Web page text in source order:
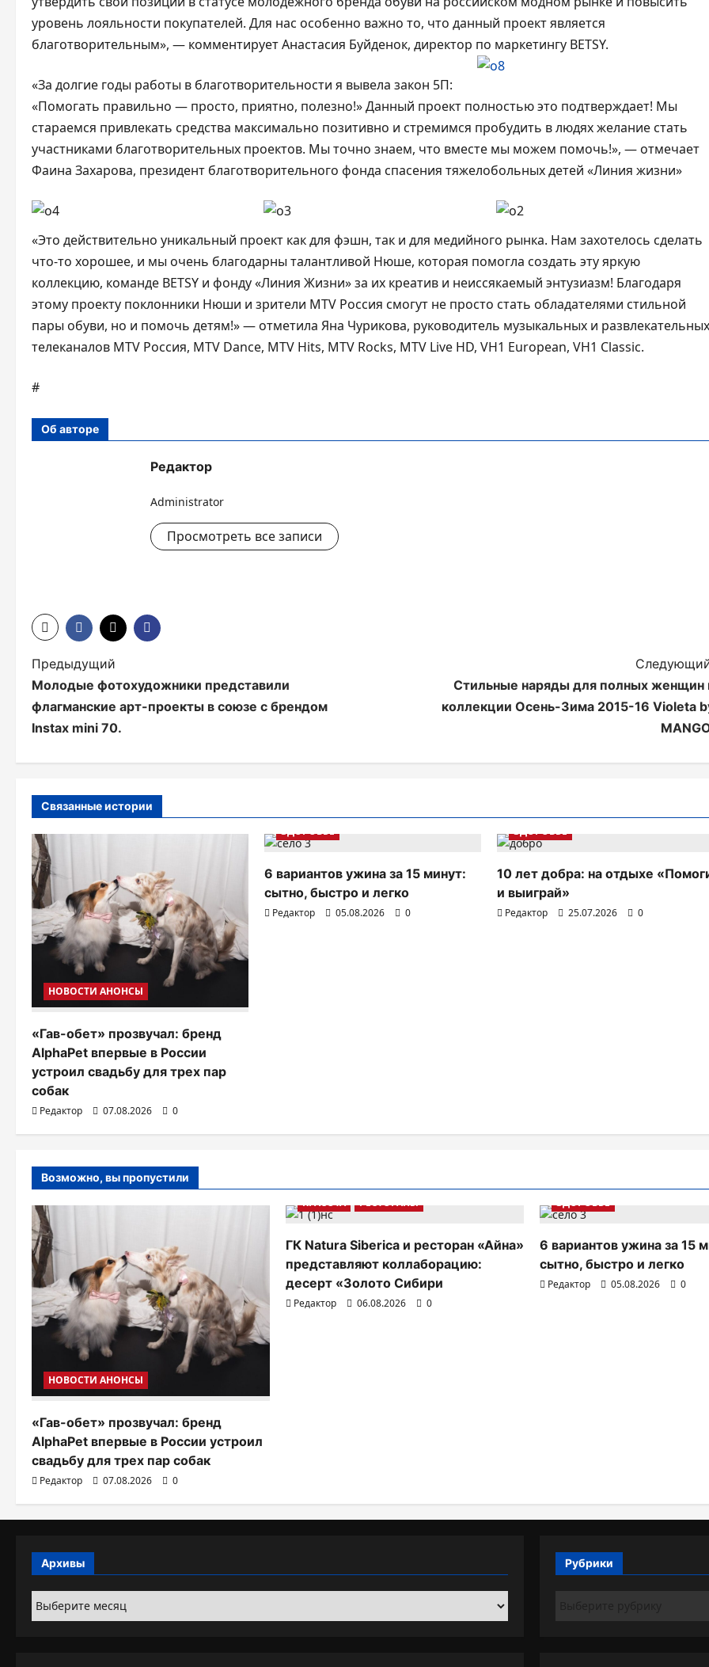
уровень лояльности покупателей. Для нас особенно важно то, что данный проект является
благотворительным», — комментирует Анастасия Буйденок, директор по маркетингу BETSY.
«За долгие годы работы в благотворительности я вывела закон 5П:
«Помогать правильно — просто, приятно, полезно!» Данный проект полностью это подтверждает! Мы
стараемся привлекать средства максимально позитивно и стремимся пробудить в людях желание стать
участниками благотворительных проектов. Мы точно знаем, что вместе мы можем помочь!», — отмечает
Фаина Захарова, президент благотворительного фонда спасения тяжелобольных детей «Линия жизни»
«Это действительно уникальный проект как для фэшн, так и для медийного рынка. Нам захотелось сделать
что-то хорошее, и мы очень благодарны талантливой Нюше, которая помогла создать эту яркую
коллекцию, команде BETSY и фонду «Линия Жизни» за их креатив и неиссякаемый энтузиазм! Благодаря
этому проекту поклонники Нюши и зрители MTV Россия смогут не просто стать обладателями стильной
пары обуви, но и помочь детям!» — отметила Яна Чурикова, руководитель музыкальных и развлекательных
телеканалов MTV Россия, MTV Dance, MTV Hits, MTV Rocks, MTV Live HD, VH1 European, VH1 Classic.
#
Об авторе
Редактор
Administrator
Просмотреть все записи
Н
а
в
а
ц
и
я
п
о
а
п
и
с
Предыдущий
Молодые фотохудожники представили
флагманские арт-проекты в союзе с брендом
Instax mini 70.
Стильные наряды для полных женщин
коллекции Осень-Зима 2015-16 Violeta
Связанные истории
НОВОСТИ АНОНСЫ
«Гав-обет» прозвучал: бренд
AlphaPet впервые в России
устроил свадьбу для трех пар
собак
Редактор 07.08.2026 0
ЗДОРОВЬЕ
6 вариантов ужина за 15 минут:
сытно, быстро и легко
Редактор 05.08.2026 0
ЗДОРОВЬЕ
10 лет добра: на отдыхе
и выиграй»
Редактор 25.07.2026 0
Возможно, вы пропустили
НОВОСТИ АНОНСЫ
«Гав-обет» прозвучал: бренд
AlphaPet впервые в России устроил
свадьбу для трех пар собак
Редактор 07.08.2026 0
КРАСОТА РЕСТОРАНЫ
ГК Natura Siberica и ресторан «Айна»
представляют коллаборацию:
десерт «Золото Сибири
Редактор 06.08.2026 0
ЗДОРОВЬЕ
6 вариантов ужина за 15
сытно, быстро и легко
Редактор 05.08.2026 0
Архивы
Архивы
Рубрики